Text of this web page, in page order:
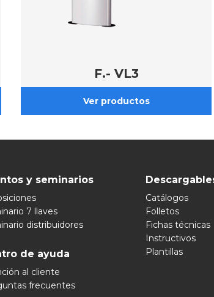
F.- VL3
y seminarios
7 llaves
distribuidores
de ayuda
al cliente
frecuentes
Catálogos
Folletos
Fichas técnicas
Instructivos
Plantillas